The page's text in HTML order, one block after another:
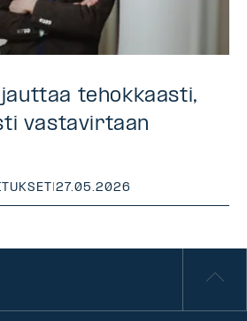
tehokkaasti,
vastavirtaan
|27.05.2026